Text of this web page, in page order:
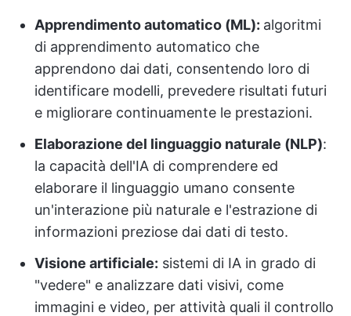
Apprendimento automatico (ML): algoritmi
di apprendimento automatico che
apprendono dai dati, consentendo loro di
identificare modelli, prevedere risultati futuri
e migliorare continuamente le prestazioni.
Elaborazione del linguaggio naturale (NLP):
la capacità dell'IA di comprendere ed
elaborare il linguaggio umano consente
un'interazione più naturale e l'estrazione di
informazioni preziose dai dati di testo.
Visione artificiale: sistemi di IA in grado di
"vedere" e analizzare dati visivi, come
immagini e video, per attività quali il controllo